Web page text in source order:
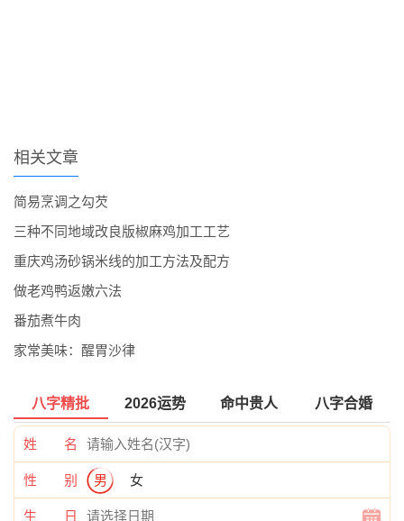
相关文章
简易烹调之勾芡
三种不同地域改良版椒麻鸡加工工艺
重庆鸡汤砂锅米线的加工方法及配方
做老鸡鸭返嫩六法
番茄煮牛肉
家常美味：醒胃沙律
八字精批 2026运势 命中贵人 八字合婚
姓 名
性 别 男 女
生 日